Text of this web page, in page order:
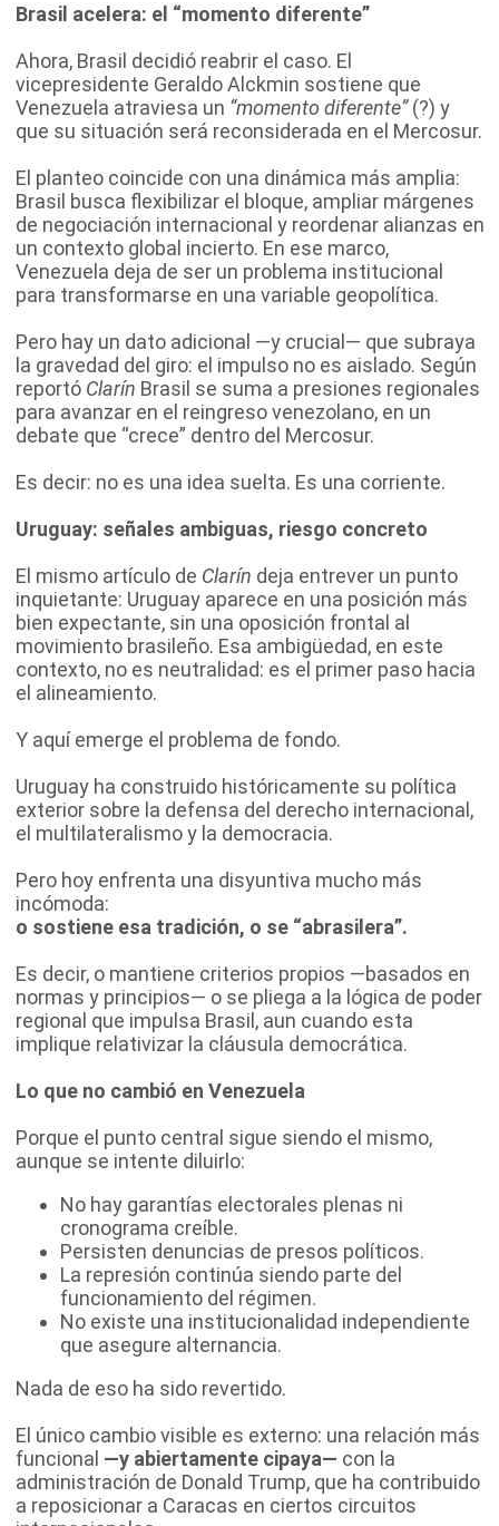
Brasil acelera: el “momento diferente”
Ahora, Brasil decidió reabrir el caso. El
vicepresidente Geraldo Alckmin sostiene que
Venezuela atraviesa un “momento diferente”(?) y
que su situación será reconsiderada en el Mercosur.
El planteo coincide con una dinámica más amplia:
Brasil busca flexibilizar el bloque, ampliar márgenes
de negociación internacional y reordenar alianzas en
un contexto global incierto. En ese marco,
Venezuela deja de ser un problema institucional
para transformarse en una variable geopolítica.
Pero hay un dato adicional —y crucial— que subraya
la gravedad del giro: el impulso no es aislado. Según
reportó Clarín Brasil se suma a presiones regionales
para avanzar en el reingreso venezolano, en un
debate que “crece” dentro del Mercosur.
Es decir: no es una idea suelta. Es una corriente.
Uruguay: señales ambiguas, riesgo concreto
El mismo artículo de Clarín deja entrever un punto
inquietante: Uruguay aparece en una posición más
bien expectante, sin una oposición frontal al
movimiento brasileño. Esa ambigüedad, en este
contexto, no es neutralidad: es el primer paso hacia
el alineamiento.
Y aquí emerge el problema de fondo.
Uruguay ha construido históricamente su política
exterior sobre la defensa del derecho internacional,
el multilateralismo y la democracia.
Pero hoy enfrenta una disyuntiva mucho más
incómoda:
o sostiene esa tradición, o se “abrasilera”.
Es decir, o mantiene criterios propios —basados en
normas y principios— o se pliega a la lógica de poder
regional que impulsa Brasil, aun cuando esta
implique relativizar la cláusula democrática.
Lo que no cambió en Venezuela
Porque el punto central sigue siendo el mismo,
aunque se intente diluirlo:
No hay garantías electorales plenas ni
cronograma creíble.
Persisten denuncias de presos políticos.
La represión continúa siendo parte del
funcionamiento del régimen.
No existe una institucionalidad independiente
que asegure alternancia.
Nada de eso ha sido revertido.
El único cambio visible es externo: una relación más
funcional —y abiertamente cipaya— con la
administración de Donald Trump, que ha contribuido
a reposicionar a Caracas en ciertos circuitos